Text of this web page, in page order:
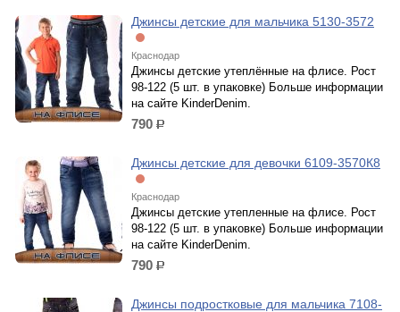
Джинсы детские для мальчика 5130-3572
Краснодар
Джинсы детские утеплённые на флисе. Рост
98-122 (5 шт. в упаковке) Больше информации
на сайте KinderDenim.
790 р.
Джинсы детские для девочки 6109-3570К8
Краснодар
Джинсы детские утепленные на флисе. Рост
98-122 (5 шт. в упаковке) Больше информации
на сайте KinderDenim.
790 р.
Джинсы подростковые для мальчика 7108-